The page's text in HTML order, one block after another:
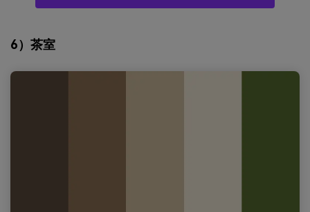
6）茶室